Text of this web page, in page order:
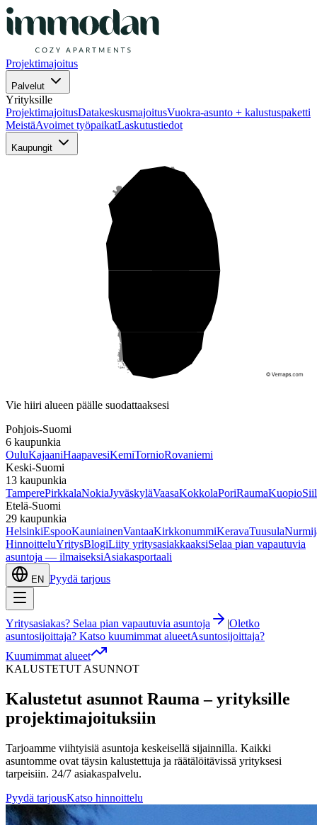
Projektimajoitus
Palvelut
Yrityksille
ProjektimajoitusDatakeskusmajoitusVuokra-asunto + kalustuspaketti
MeistäAvoimet työpaikatLaskutustiedot
Kaupungit
Vie hiiri alueen päälle suodattaaksesi
Pohjois-Suomi
6 kaupunkia
OuluKajaaniHaapavesiKemiTornioRovaniemi
Keski-Suomi
13 kaupunkia
TamperePirkkalaNokiaJyväskyläVaasaKokkolaPoriRaumaKuopio
Etelä-Suomi
29 kaupunkia
HelsinkiEspooKauniainenVantaaKirkkonummiKeravaTuusula
HinnoitteluYritysBlogiLiity yritysasiakkaaksiSelaa pian vapautuvia
asuntoja — ilmaiseksiAsiakasportaali
EN Pyydä tarjous
Yritysasiakas? Selaa pian vapautuvia asuntoja |Oletko
asuntosijoittaja? Katso kuumimmat alueetAsuntosijoittaja?
Kuumimmat alueet
KALUSTETUT ASUNNOT
Kalustetut asunnot Rauma – yrityksille
projektimajoituksiin
Tarjoamme viihtyisiä asuntoja keskeisellä sijainnilla. Kaikki
asuntomme ovat täysin kalustettuja ja räätälöitävissä yrityksesi
tarpeisiin. 24/7 asiakaspalvelu.
Pyydä tarjousKatso hinnoittelu